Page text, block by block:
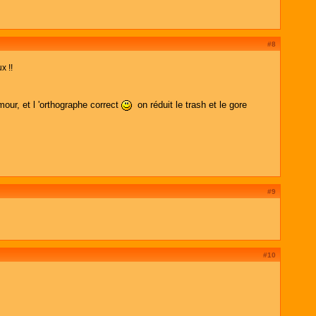
#8
!!
et l 'orthographe correct
on réduit le trash et le gore
#9
#10